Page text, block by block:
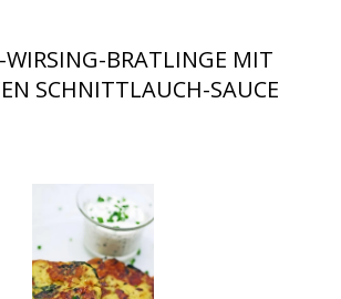
WIRSING-BRATLINGE MIT
SCHNITTLAUCH-SAUCE